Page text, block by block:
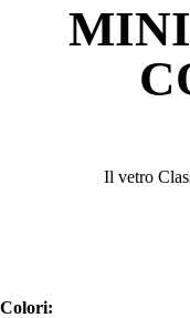
Il vetro
Colori: